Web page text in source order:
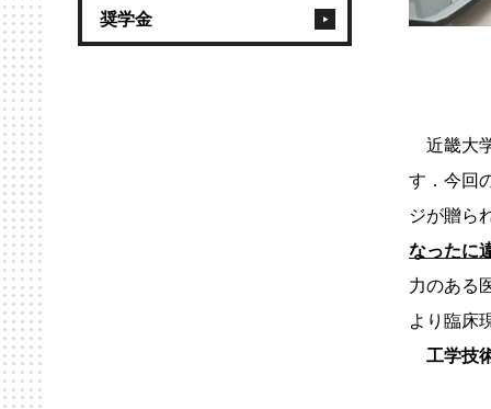
奨学金
近畿大
す．今回
ジが贈ら
なったに
力のある
より臨床
工学技